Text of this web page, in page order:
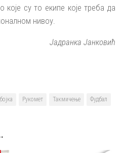
које су то екипе које треба да
нивоу.
Јадранка Јанковић
Рукомет Такмичење Фудбал